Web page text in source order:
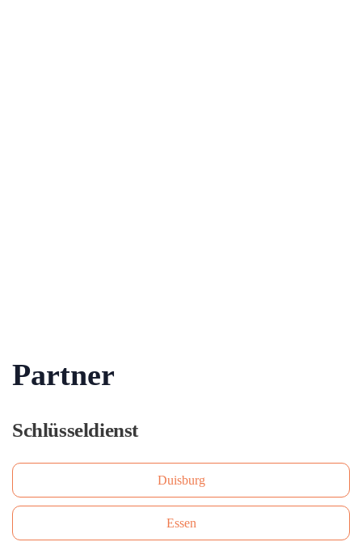
Partner
Schlüsseldienst
Duisburg
Essen